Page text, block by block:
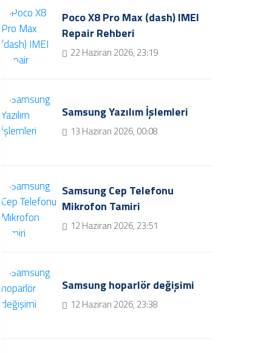
Poco X8 Pro Max (dash) IMEI
Repair Rehberi
22 Haziran 2026, 23:19
Samsung Yazılım İşlemleri
13 Haziran 2026, 00:08
Samsung Cep Telefonu
Mikrofon Tamiri
12 Haziran 2026, 23:51
Samsung hoparlör değişimi
12 Haziran 2026, 23:38